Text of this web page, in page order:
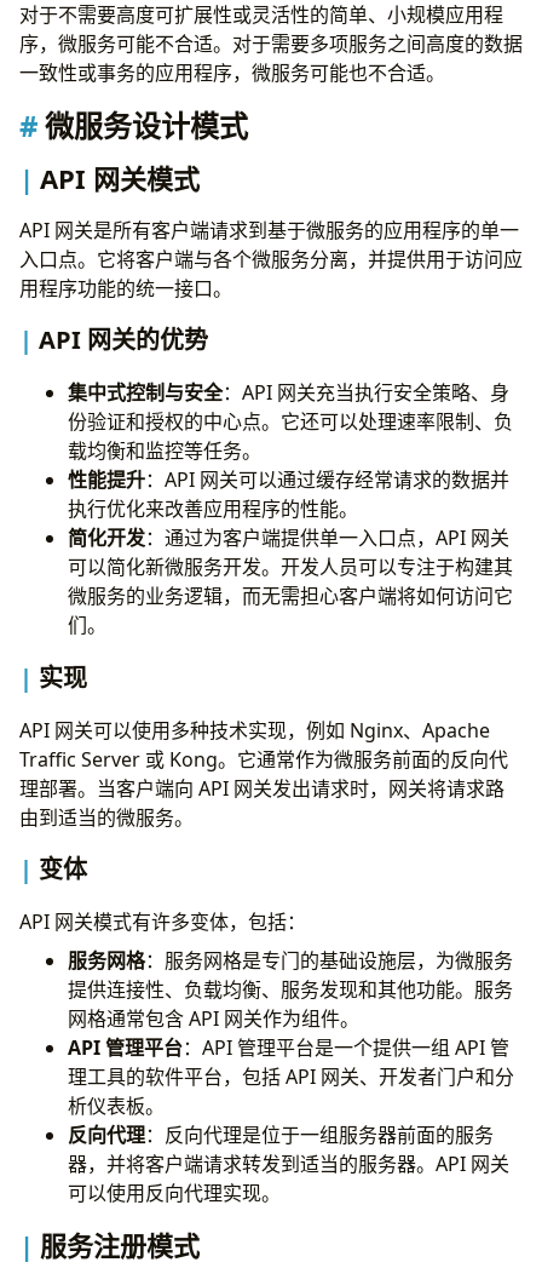
对于不需要高度可扩展性或灵活性的简单、小规模应用程
序，微服务可能不合适。对于需要多项服务之间高度的数据
一致性或事务的应用程序，微服务可能也不合适。
微服务设计模式
API 网关模式
API 网关是所有客户端请求到基于微服务的应用程序的单一
入口点。它将客户端与各个微服务分离，并提供用于访问应
用程序功能的统一接口。
API 网关的优势
集中式控制与安全：API 网关充当执行安全策略、身
份验证和授权的中心点。它还可以处理速率限制、负
载均衡和监控等任务。
性能提升：API 网关可以通过缓存经常请求的数据并
执行优化来改善应用程序的性能。
简化开发：通过为客户端提供单一入口点，API 网关
可以简化新微服务开发。开发人员可以专注于构建其
微服务的业务逻辑，而无需担心客户端将如何访问它
们。
实现
API 网关可以使用多种技术实现，例如 Nginx、Apache
Traffic Server 或 Kong。它通常作为微服务前面的反向代
理部署。当客户端向 API 网关发出请求时，网关将请求路
由到适当的微服务。
变体
API 网关模式有许多变体，包括：
服务网格：服务网格是专门的基础设施层，为微服务
提供连接性、负载均衡、服务发现和其他功能。服务
网格通常包含 API 网关作为组件。
API 管理平台：API 管理平台是一个提供一组 API 管
理工具的软件平台，包括 API 网关、开发者门户和分
析仪表板。
反向代理：反向代理是位于一组服务器前面的服务
器，并将客户端请求转发到适当的服务器。API 网关
可以使用反向代理实现。
服务注册模式